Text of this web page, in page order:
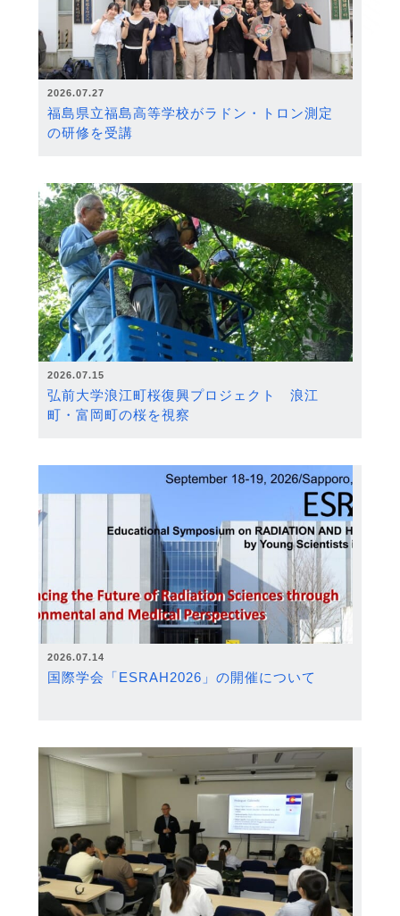
2026.07.27
福島県立福島高等学校がラドン・トロン測定
の研修を受講
2026.07.15
弘前大学浪江町桜復興プロジェクト 浪江
町・富岡町の桜を視察
2026.07.14
国際学会「ESRAH2026」の開催について